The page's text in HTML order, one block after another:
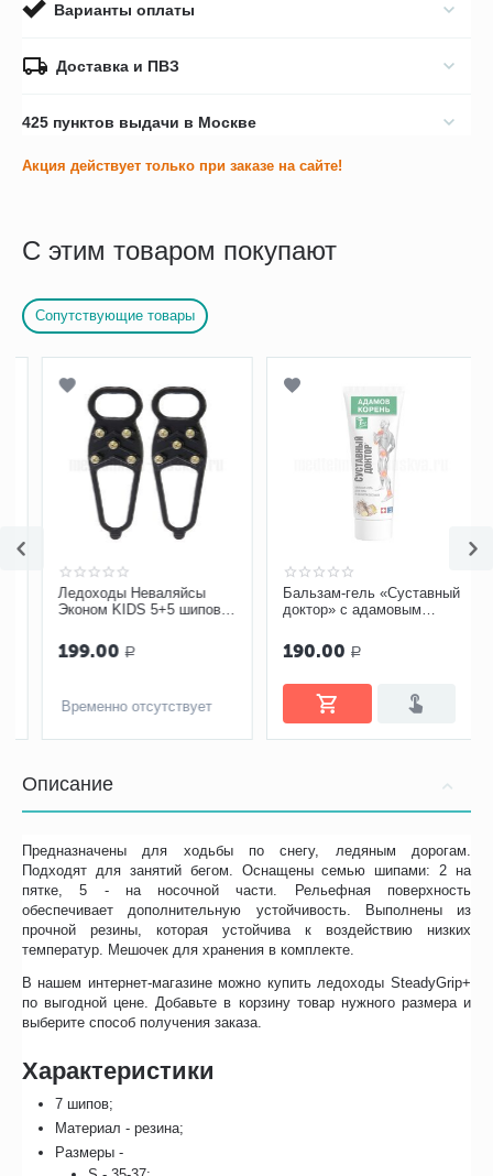
Варианты оплаты
Доставка и ПВЗ
425 пунктов выдачи в Москве
Акция действует только при заказе на сайте!
С этим товаром покупают
Сопутствующие товары
Ледоходы Неваляйсы
Эконом KIDS 5+5 шипов,
199.00 Р
Временно отсутствует
Бальзам-гель «Суставный
доктор» с адамовым
190.00 Р
Описание
Предназначены для ходьбы по снегу, ледяным дорогам.
Подходят для занятий бегом. Оснащены семью шипами: 2 на
пятке, 5 - на носочной части. Рельефная поверхность
обеспечивает дополнительную устойчивость. Выполнены из
прочной резины, которая устойчива к воздействию низких
температур. Мешочек для хранения в комплекте.
В нашем интернет-магазине можно купить ледоходы SteadyGrip+
по выгодной цене. Добавьте в корзину товар нужного размера и
выберите способ получения заказа.
Характеристики
7 шипов;
Материал - резина;
Размеры -